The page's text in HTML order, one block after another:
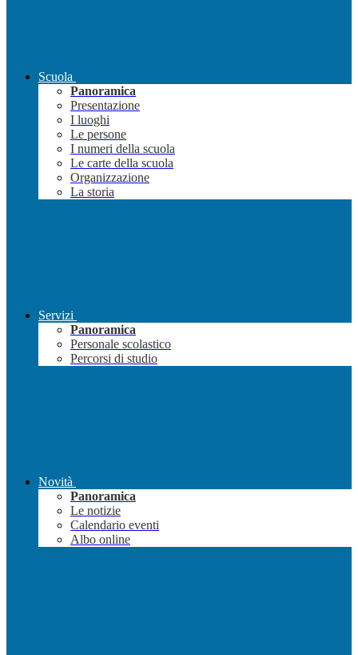
Scuola
Panoramica
Presentazione
I luoghi
Le persone
I numeri della scuola
Le carte della scuola
Organizzazione
La storia
Servizi
Panoramica
Personale scolastico
Percorsi di studio
Novità
Panoramica
Le notizie
Calendario eventi
Albo online